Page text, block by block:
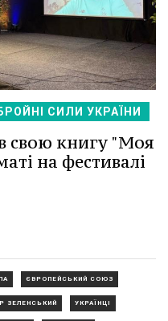
СИЛИ УКРАЇНИ
свою книгу "Моя
на фестивалі
ЄВРОПЕЙСЬКИЙ СОЮЗ
ЗЕЛЕНСЬКИЙ УКРАЇНЦІ